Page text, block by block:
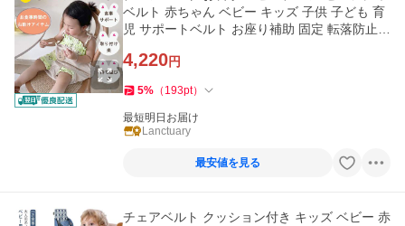
ベルト 赤ちゃん ベビー キッズ 子供 子ども 育
児 サポートベルト お座り補助 固定 転落防止
4,220円
5% （ 193pt）
最短明日お届け
Lanctuary
最安値を見る
チェアベルト クッション付き キッズ ベビー 赤